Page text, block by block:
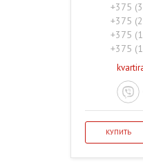
+375
+375
+375
+375
КУПИТЬ